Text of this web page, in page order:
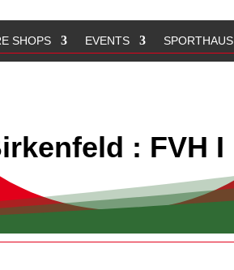
SHOPS EVENTS SPORTHAUS
: FVH I